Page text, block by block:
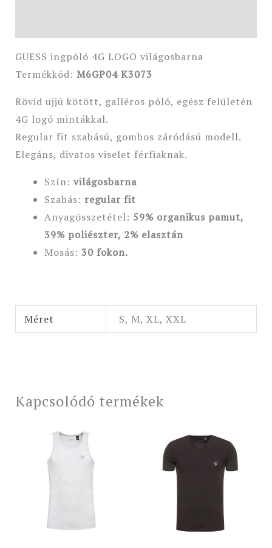
GUESS ingpóló 4G LOGO világosbarna
Termékkód: M6GP04 K3073
Rövid ujjú kötött, galléros póló, egész felületén
4G logó mintákkal.
Regular fit szabású, gombos záródású modell.
Elegáns, divatos viselet férfiaknak.
Szín: világosbarna
Szabás: regular fit
Anyagösszetétel: 59% organikus pamut,
39% poliészter, 2% elasztán
Mosás: 30 fokon.
Méret S, M, XL, XXL
Kapcsolódó termékek